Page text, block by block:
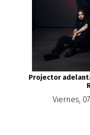
Projector
Viernes,